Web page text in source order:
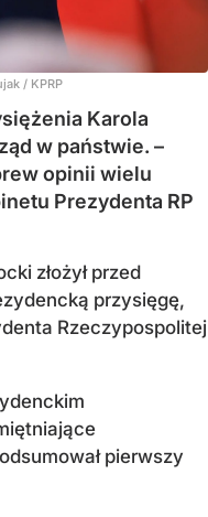
/ KPRP
Karola
w państwie. –
opinii wielu
Prezydenta RP
złożył przed
przysięgę,
Rzeczypospolitej
pierwszy